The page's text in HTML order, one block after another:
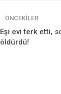
ÖNCEKILER
Eşi evi terk etti,
öldürdü!